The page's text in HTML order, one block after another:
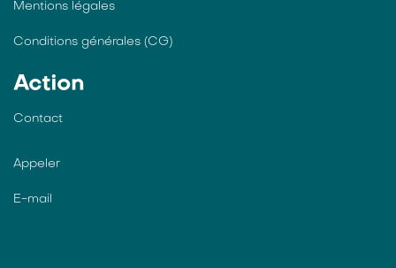
Mentions légales
Conditions générales (CG)
Action
Contact
Appeler
E-mail